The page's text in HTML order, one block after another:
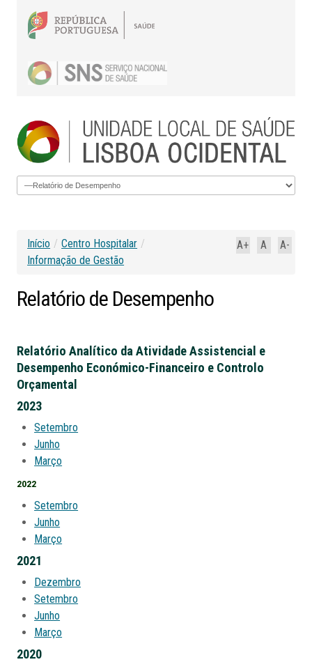
A-
A
A+
Início / Centro Hospitalar /
Informação de Gestão
Relatório de Desempenho
Relatório Analítico da Atividade Assistencial e
Desempenho Económico-Financeiro e Controlo
Orçamental
2023
Setembro
Junho
Março
2022
Setembro
Junho
Março
2021
Dezembro
Setembro
Junho
Março
2020